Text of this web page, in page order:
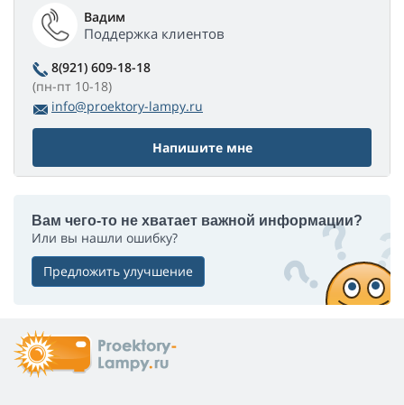
Вадим
Поддержка клиентов
8(921) 609-18-18
(пн-пт 10-18)
info@proektory-lampy.ru
Напишите мне
Вам чего-то не хватает важной информации?
Или вы нашли ошибку?
Предложить улучшение